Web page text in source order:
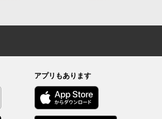
アプリもあります